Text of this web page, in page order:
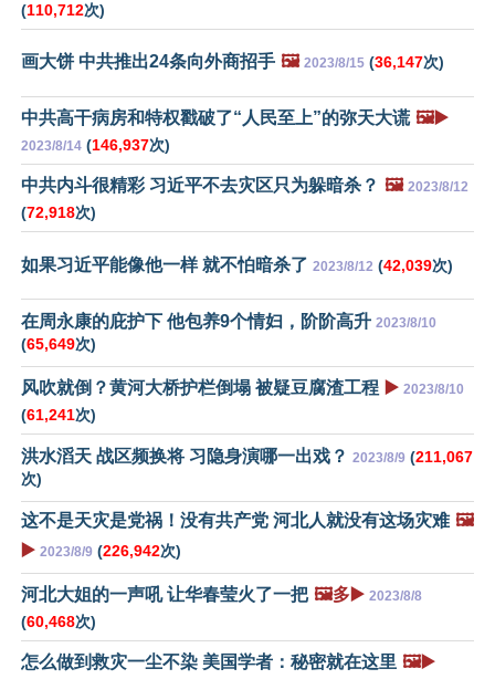
(110,712次)
画大饼 中共推出24条向外商招手 🖼️ 2023/8/15 (36,147次)
中共高干病房和特权戳破了“人民至上”的弥天大谎 🖼️▶️
2023/8/14 (146,937次)
中共内斗很精彩 习近平不去灾区只为躲暗杀？ 🖼️ 2023/8/12
(72,918次)
如果习近平能像他一样 就不怕暗杀了 2023/8/12 (42,039次)
在周永康的庇护下 他包养9个情妇，阶阶高升 2023/8/10
(65,649次)
风吹就倒？黄河大桥护栏倒塌 被疑豆腐渣工程 ▶️ 2023/8/10
(61,241次)
洪水滔天 战区频换将 习隐身演哪一出戏？ 2023/8/9 (211,067
次)
这不是天灾是党祸！没有共产党 河北人就没有这场灾难 🖼️
▶️ 2023/8/9 (226,942次)
河北大姐的一声吼 让华春莹火了一把 🖼️多▶️ 2023/8/8
(60,468次)
怎么做到救灾一尘不染 美国学者：秘密就在这里 🖼️▶️